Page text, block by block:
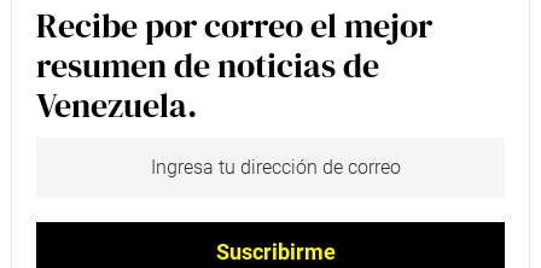
Recibe por correo el mejor
resumen de noticias de
Venezuela.